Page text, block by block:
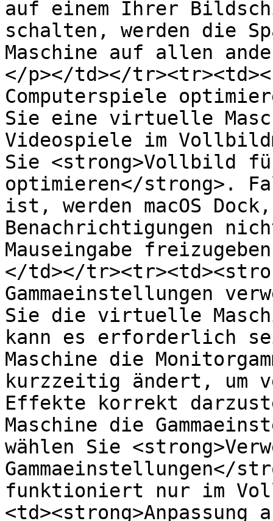
auf einem Ihrer
schalten, werden die
Maschine auf allen
</p></td></
Computerspiele
Sie eine virtuelle
Videospiele im
Sie <strong>Vollbild
optimieren</strong>.
ist, werden macOS
Benachrichtigungen
Mauseingabe
</td></
Gammaeinstellungen
Sie die virtuelle
kann es erforderlich
Maschine die
kurzzeitig ändert, um
Effekte korrekt
Maschine die
wählen Sie
Gammaeinstellungen</
funktioniert nur im